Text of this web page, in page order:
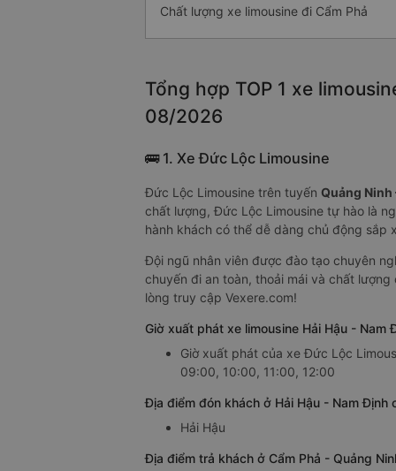
Chất lượng xe limousine đi Cẩm Phả
Tổng hợp TOP 1 xe
08/2026
🚌 1. Xe Đức Lộc Limousine
Đức Lộc Limousine trên tuyến Quảng Ninh
chất lượng, Đức Lộc Limousine tự hào là
hành khách có thể dễ dàng chủ động sắp
Đội ngũ nhân viên được đào tạo chuyên
chuyến đi an toàn, thoải mái và chất
lòng truy cập Vexere.com!
Giờ xuất phát xe limousine Hải Hậu - Nam
Giờ xuất phát của xe Đức Lộc
09:00, 10:00, 11:00, 12:00
Địa điểm đón khách ở Hải Hậu - Nam Định
Hải Hậu
Địa điểm trả khách ở Cẩm Phả - Quảng